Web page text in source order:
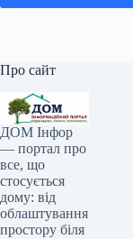
Про сайт
ДОМ Інфор
— портал про
все, що
стосується
дому: від
облаштування
простору біля